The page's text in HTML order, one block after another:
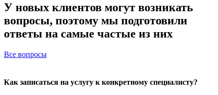
У новых клиентов могут возникать
вопросы, поэтому мы подготовили
ответы на самые частые из них
Все вопросы
Как записаться на услугу к конкретному специалисту?